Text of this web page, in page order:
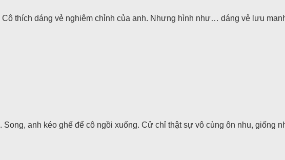
thích dáng vẻ nghiêm chỉnh của anh. Nhưng hình như… dáng vẻ lưu
anh kéo ghế để cô ngồi xuống. Cử chỉ thật sự vô cùng ôn nhu, giống